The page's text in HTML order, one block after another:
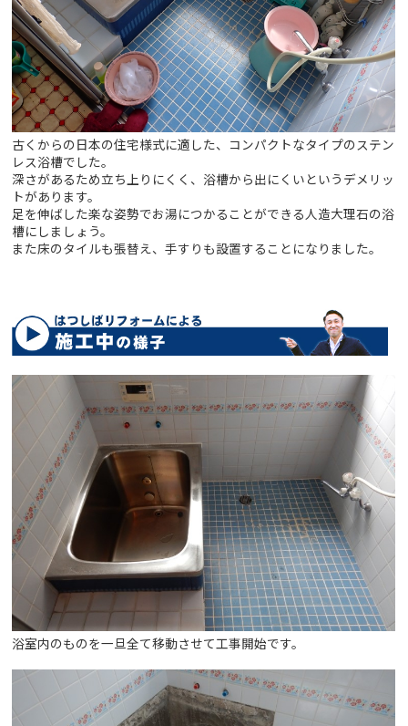
古くからの日本の住宅様式に適した、コンパクトなタイプのステン
レス浴槽でした。
深さがあるため立ち上りにくく、浴槽から出にくいというデメリッ
トがあります。
足を伸ばした楽な姿勢でお湯につかることができる人造大理石の浴
槽にしましょう。
また床のタイルも張替え、手すりも設置することになりました。
浴室内のものを一旦全て移動させて工事開始です。